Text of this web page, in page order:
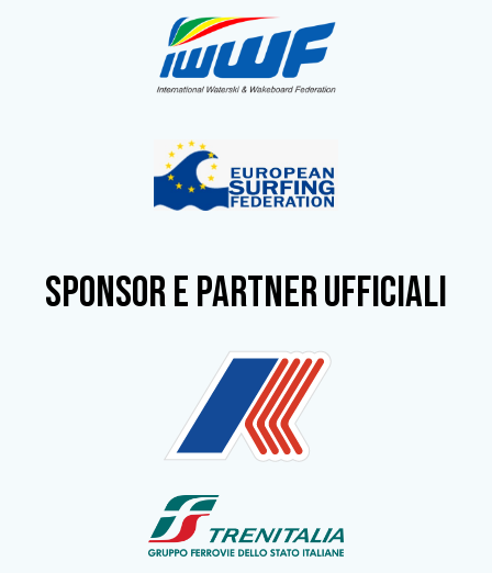
SPONSOR e partner ufficiali